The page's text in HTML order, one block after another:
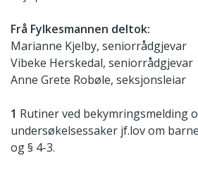
Frå Fylkesmannen deltok:
Marianne Kjelby, seniorrådgjevar
Vibeke Herskedal, seniorrådgjevar
Anne Grete Robøle, seksjonsleiar
1 Rutiner ved bekymringsmelding
undersøkelsessaker jf.lov om
og § 4-3.